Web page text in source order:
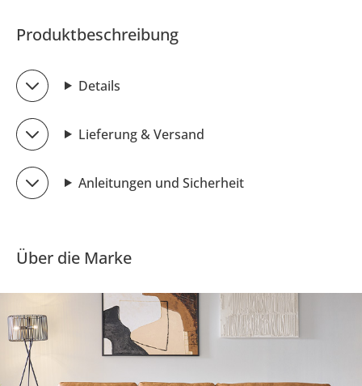
Produktbeschreibung
Details
Lieferung & Versand
Anleitungen und Sicherheit
Über die Marke